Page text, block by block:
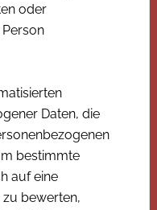
oder
Daten, die
bestimmte
auf eine
zu bewerten,